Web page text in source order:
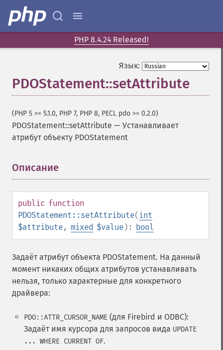
PHP 8.4.24 Released!
Язык:
PDOStatement::setAttribute
(PHP 5 >= 5.1.0, PHP 7, PHP 8, PECL pdo >= 0.2.0)
PDOStatement::setAttribute — Устанавливает
атрибут объекту PDOStatement
Описание
public function
PDOStatement::setAttribute( int
$attribute, mixed $value): bool
Задаёт атрибут объекта PDOStatement. На данный
момент никаких общих атрибутов устанавливать
нельзя, только характерные для конкретного
драйвера:
PDO::ATTR_CURSOR_NAME (для Firebird и ODBC):
Задаёт имя курсора для запросов вида UPDATE
... WHERE CURRENT OF.